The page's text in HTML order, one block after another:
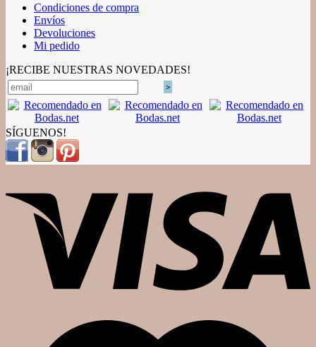
Condiciones de compra
Envíos
Devoluciones
Mi pedido
¡RECIBE NUESTRAS NOVEDADES!
SÍGUENOS!